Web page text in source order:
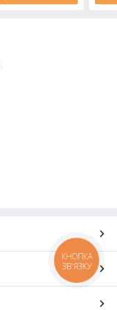
КНОПКА
ЗВ'ЯЗКУ